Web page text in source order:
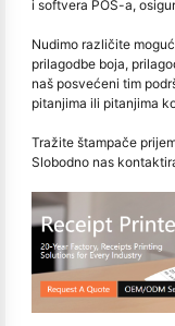
i softvera POS-a,
Nudimo različite
prilagodbe boja,
naš posvećeni tim
pitanjima ili pitanjima
Tražite štampače
Slobodno nas